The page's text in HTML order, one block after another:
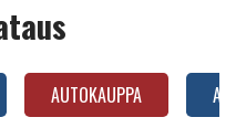
AUTOKAUPPA